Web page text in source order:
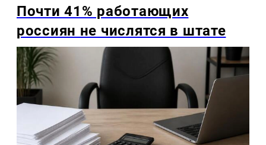
Почти 41% работающих
россиян не числятся в штате